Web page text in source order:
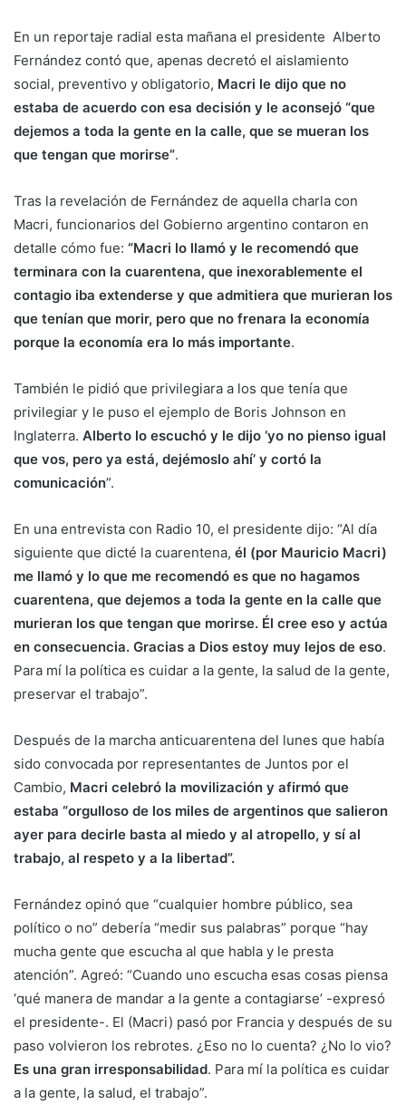
En un reportaje radial esta mañana el presidente Alberto
Fernández contó que, apenas decretó el aislamiento
social, preventivo y obligatorio, Macri le dijo que no
estaba de acuerdo con esa decisión y le aconsejó “que
dejemos a toda la gente en la calle, que se mueran los
que tengan que morirse”.
Tras la revelación de Fernández de aquella charla con
Macri, funcionarios del Gobierno argentino contaron en
detalle cómo fue: “Macri lo llamó y le recomendó que
terminara con la cuarentena, que inexorablemente el
contagio iba extenderse y que admitiera que murieran los
que tenían que morir, pero que no frenara la economía
porque la economía era lo más importante.
También le pidió que privilegiara a los que tenía que
privilegiar y le puso el ejemplo de Boris Johnson en
Inglaterra. Alberto lo escuchó y le dijo ‘yo no pienso igual
que vos, pero ya está, dejémoslo ahí’ y cortó la
comunicación”.
En una entrevista con Radio 10, el presidente dijo: “Al día
siguiente que dicté la cuarentena, él (por Mauricio Macri)
me llamó y lo que me recomendó es que no hagamos
cuarentena, que dejemos a toda la gente en la calle que
murieran los que tengan que morirse. Él cree eso y actúa
en consecuencia. Gracias a Dios estoy muy lejos de eso.
Para mí la política es cuidar a la gente, la salud de la gente,
preservar el trabajo”.
Después de la marcha anticuarentena del lunes que había
sido convocada por representantes de Juntos por el
Cambio, Macri celebró la movilización y afirmó que
estaba “orgulloso de los miles de argentinos que salieron
ayer para decirle basta al miedo y al atropello, y sí al
trabajo, al respeto y a la libertad”.
Fernández opinó que “cualquier hombre público, sea
político o no” debería “medir sus palabras” porque “hay
mucha gente que escucha al que habla y le presta
atención”. Agreó: “Cuando uno escucha esas cosas piensa
‘qué manera de mandar a la gente a contagiarse’ -expresó
el presidente-. El (Macri) pasó por Francia y después de su
paso volvieron los rebrotes. ¿Eso no lo cuenta? ¿No lo vio?
Es una gran irresponsabilidad. Para mí la política es cuidar
a la gente, la salud, el trabajo”.